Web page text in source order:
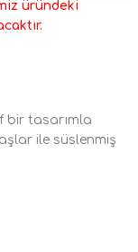
üründeki
bir tasarımla
ile süslenmiş